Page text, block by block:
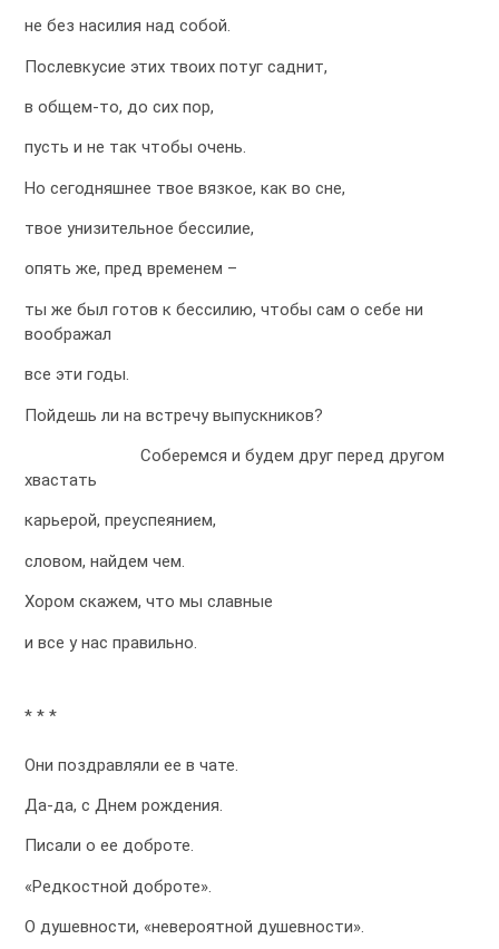
не без насилия над собой.
Послевкусие этих твоих потуг саднит,
в общем-то, до сих пор,
пусть и не так чтобы очень.
Но сегодняшнее твое вязкое, как во сне,
твое унизительное бессилие,
опять же, пред временем –
ты же был готов к бессилию, чтобы сам о себе ни
воображал
все эти годы.
Пойдешь ли на встречу выпускников?
Соберемся и будем друг перед другом
хвастать
карьерой, преуспеянием,
словом, найдем чем.
Хором скажем, что мы славные
и все у нас правильно.
* * *
Они поздравляли ее в чате.
Да-да, с Днем рождения.
Писали о ее доброте.
«Редкостной доброте».
О душевности, «невероятной душевности».